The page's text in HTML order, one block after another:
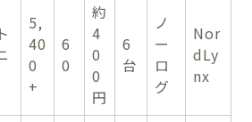
5,
40
0
+
6
0
約
4
0
0
円
6
台
ノ
ー
ロ
グ
Nor
dLy
nx